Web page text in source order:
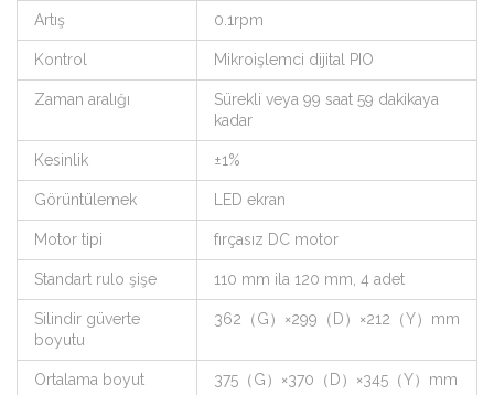
Artış 0.1rpm
Kontrol Mikroişlemci dijital PIO
Zaman aralığı
Sürekli veya 99 saat 59 dakikaya
kadar
Kesinlik ±1%
Görüntülemek LED ekran
Motor tipi fırçasız DC motor
Standart rulo şişe 110 mm ila 120 mm, 4 adet
Silindir güverte
boyutu
362（G）×299（D）×212（Y）mm
Ortalama boyut 375（G）×370（D）×345（Y）mm